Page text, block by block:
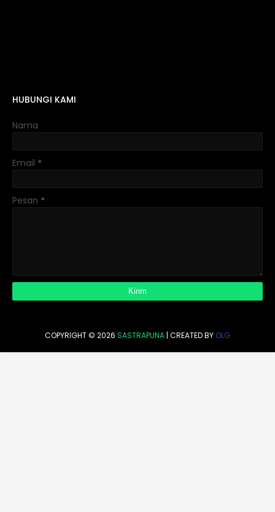
HUBUNGI KAMI
Nama
Email *
Pesan *
COPYRIGHT © 2026 SASTRAPUNA | CREATED BY OLG